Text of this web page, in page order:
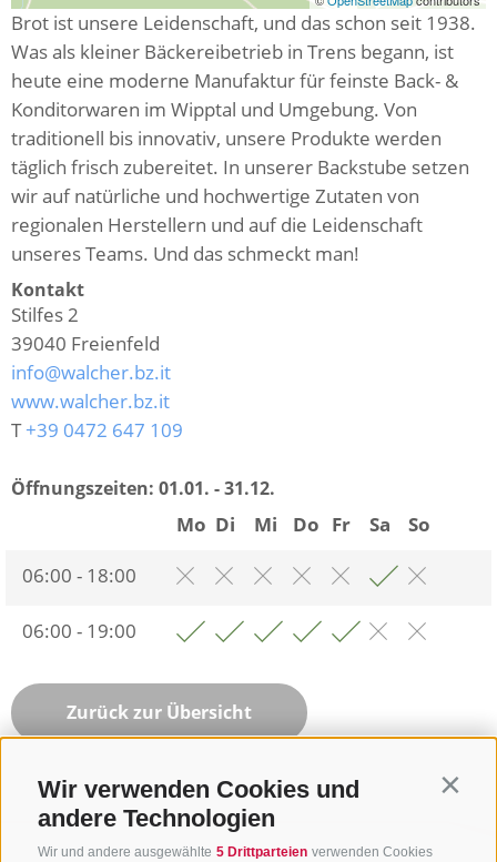
Wir verwenden Cookies und
andere Technologien
Wir und andere ausgewählte 5 Drittparteien verwenden Cookies
Brot ist unsere Leidenschaft, und das schon seit 1938.
Was als kleiner Bäckereibetrieb in Trens begann, ist
heute eine moderne Manufaktur für feinste Back- &
Konditorwaren im Wipptal und Umgebung. Von
traditionell bis innovativ, unsere Produkte werden
täglich frisch zubereitet. In unserer Backstube setzen
wir auf natürliche und hochwertige Zutaten von
regionalen Herstellern und auf die Leidenschaft
unseres Teams. Und das schmeckt man!
Kontakt
Stilfes 2
39040 Freienfeld
info@walcher.bz.it
www.walcher.bz.it
T+39 0472 647 109
Öffnungszeiten: 01.01. - 31.12.
Mo Di Mi Do Fr Sa
So
06:00 - 18:00
06:00 - 19:00
Zurück zur Übersicht